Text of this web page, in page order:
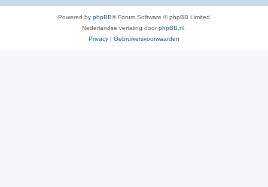
Powered by phpBB® Forum Software © phpBB Limited
Nederlandse vertaling doorphpBB.nl
Privacy | Gebruikersvoorwaarden